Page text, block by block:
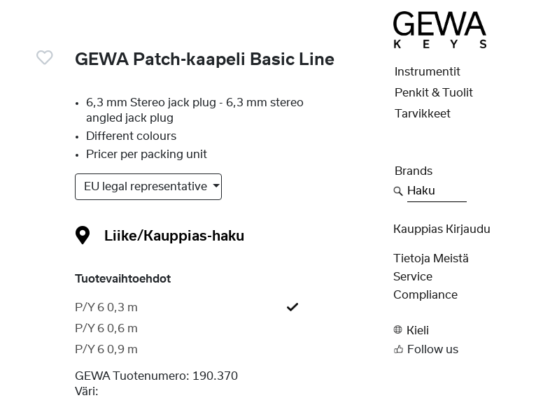
GEWA Patch-kaapeli Basic Line
Tuotevaihtoehdot
P/Y 6 0,3 m
P/Y 6 0,6 m
P/Y 6 0,9 m
Liike/Kauppias-haku
6,3 mm Stereo jack plug - 6,3 mm stereo
angled jack plug
Different colours
Pricer per packing unit
EU legal representative
GEWA Tuotenumero: 190.370
Väri:
Instrumentit
Penkit & Tuolit
Tarvikkeet
Brands
Haku
Kauppias Kirjaudu
Tietoja Meistä
Service
Compliance
Kieli
Follow us